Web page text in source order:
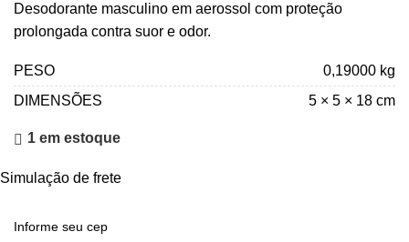
Desodorante masculino em aerossol com proteção
prolongada contra suor e odor.
PESO
0,19000 kg
DIMENSÕES
5 × 5 × 18 cm
1 em estoque
Simulação de frete